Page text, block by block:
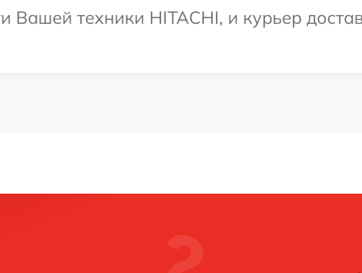
Вашей техники HITACHI, и курьер